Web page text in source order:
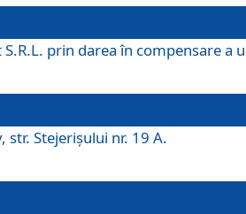
prin darea în compensare a
Stejerişului nr. 19 A.